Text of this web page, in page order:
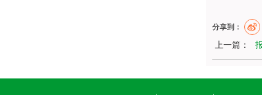
分享到：
上一篇：